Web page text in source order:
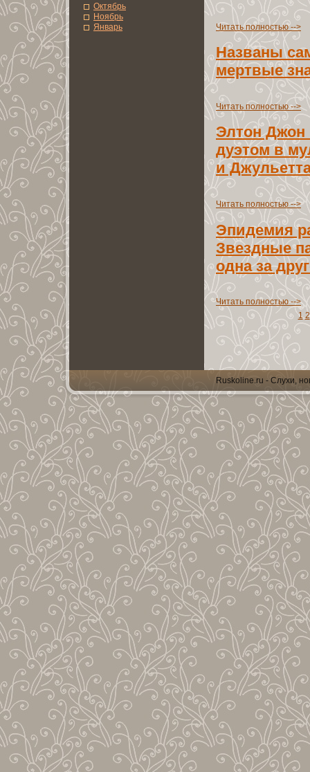
Октябрь
Ноябрь
Янвaрь
Читать полноcтью -->
Назвaны
мертвые
Читать полноcтью -->
Элтон Джон
дуэтом в
и
Читать полноcтью -->
Эпидемия
Звездные
одна за
Читать полноcтью -->
1 2
Ruskoline.ru - Слухи,